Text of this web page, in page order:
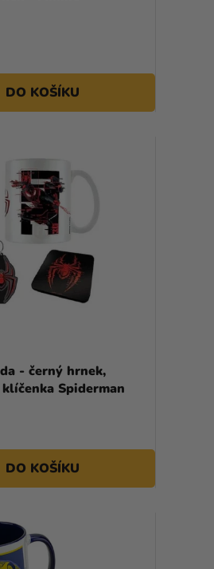
DO KOŠÍKU
- černý hrnek,
Spiderman
DO KOŠÍKU